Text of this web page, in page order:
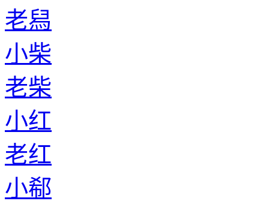
老舄
小柴
老柴
小红
老红
小郗